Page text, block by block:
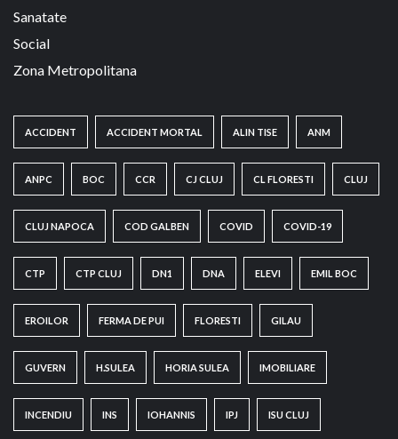
Sanatate
Social
Zona Metropolitana
ACCIDENT ACCIDENT MORTAL ALIN TISE ANM
ANPC BOC CCR CJ CLUJ CL FLORESTI CLUJ
CLUJ NAPOCA COD GALBEN COVID COVID-19
CTP CTP CLUJ DN1 DNA ELEVI EMIL BOC
EROILOR FERMA DE PUI FLORESTI GILAU
GUVERN H.SULEA HORIA SULEA IMOBILIARE
INCENDIU INS IOHANNIS IPJ ISU CLUJ